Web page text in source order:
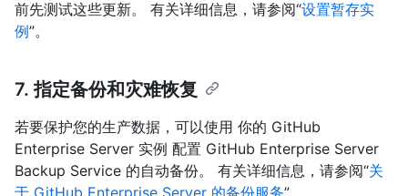
前先测试这些更新。 有关详细信息，请参阅“设置暂存实
例”。
7. 指定备份和灾难恢复
若要保护您的生产数据，可以使用 你的 GitHub
Enterprise Server 实例 配置 GitHub Enterprise Server
Backup Service 的自动备份。 有关详细信息，请参阅“关